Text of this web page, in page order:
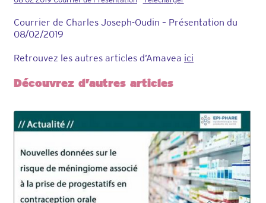
Courrier de Charles Joseph-Oudin – Présentation du
08/02/2019
Retrouvez les autres articles d’Amavea ici
Découvrez d’autres articles